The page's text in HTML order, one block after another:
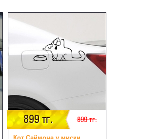
899 тг. 899 тг.